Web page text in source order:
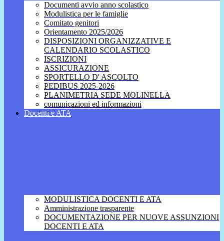
Documenti avvio anno scolastico
Modulistica per le famiglie
Comitato genitori
Orientamento 2025/2026
DISPOSIZIONI ORGANIZZATIVE E
CALENDARIO SCOLASTICO
ISCRIZIONI
ASSICURAZIONE
SPORTELLO D' ASCOLTO
PEDIBUS 2025-2026
PLANIMETRIA SEDE MOLINELLA
comunicazioni ed informazioni
Docenti e ATA
MODULISTICA DOCENTI E ATA
Amministrazione trasparente
DOCUMENTAZIONE PER NUOVE ASSUNZIONI
DOCENTI E ATA